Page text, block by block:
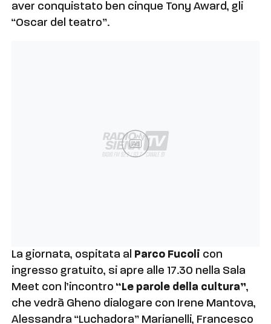
aver conquistato ben cinque Tony Award, gli
“Oscar del teatro”.
Ad
La giornata, ospitata al Parco Fucoli con
ingresso gratuito, si apre alle 17.30 nella Sala
Meet con l’incontro“Le parole della cultura”,
che vedrà Gheno dialogare con Irene Mantova,
Alessandra “Luchadora” Marianelli, Francesco